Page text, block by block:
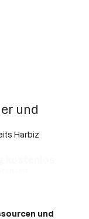
und
Harbiz
und